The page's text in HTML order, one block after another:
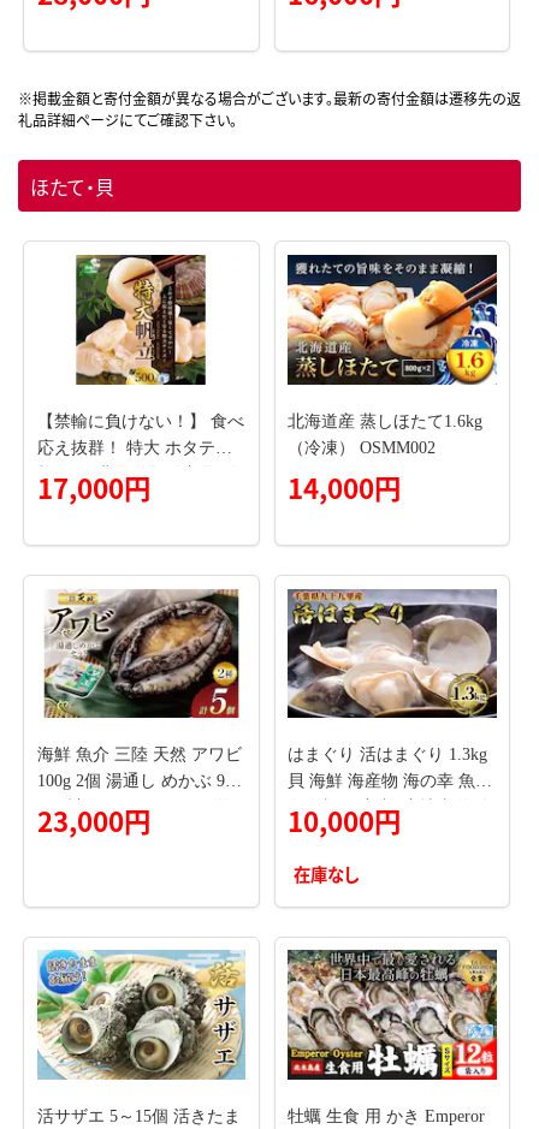
き》うに ウニ 雲丹 海鮮 海
市
ほたて・貝
【禁輸に負けない！】 食べ
応え抜群！ 特大 ホタテ貝
柱 500g 北海道野付産 野付
の 帆立 を知り尽くす 野付
タテ 帆立 貝柱 ホタテ貝柱
大玉 大粒 人気 大人気 おす
すめ ランキング 北海道 別
海 野付 ふるさと納税）
17,000円
北海道産 蒸しほたて1.6kg
（冷凍） OSMM002
14,000円
海鮮 魚介 三陸 天然 アワビ
100g 2個 湯通し めかぶ 90g
3個 計約450g [マルヤ五洋
水産 宮城県 南三陸町 30al0
凍 刺身 刺し身 活き ステー
キ メカブ 個包装
23,000円
はまぐり 活はまぐり 1.3kg
貝 海鮮 海産物 海の幸 魚介
魚介類 国産 蛤 産地直送 冷
蔵 冷蔵配送
10,000円
在庫なし
活サザエ 5～15個 活きたま
牡蠣 生食 用 かき Emperor